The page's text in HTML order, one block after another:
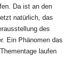
Da ist an den
natürlich, das
des
Ein Phänomen das
laufen